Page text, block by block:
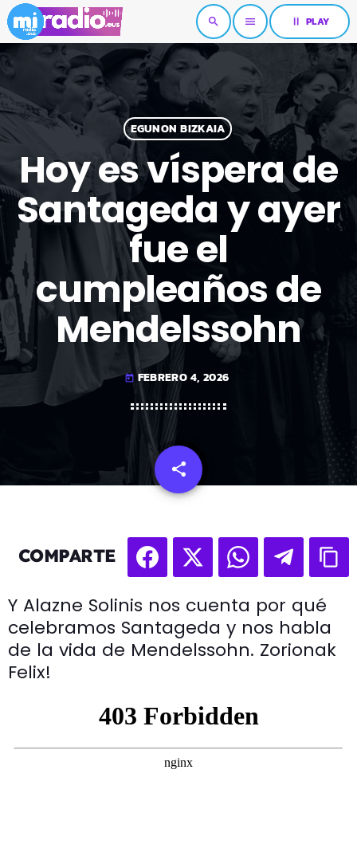
search menu pause PLAY
EGUNON BIZKAIA
Hoy es víspera de
Santageda y ayer
fue el
cumpleaños de
Mendelssohn
today FEBRERO 4, 2026
share
email
COMPARTE
Y Alazne Solinis nos cuenta por qué
celebramos Santageda y nos habla
de la vida de Mendelssohn. Zorionak
Felix!